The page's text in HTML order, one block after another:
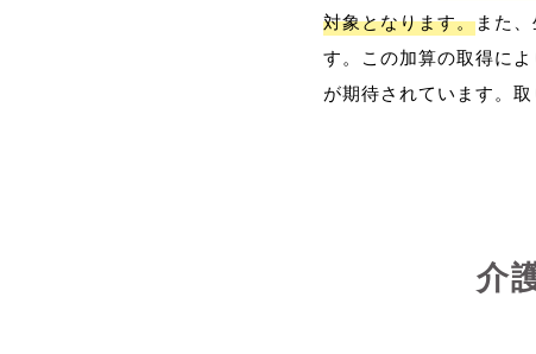
対象となります。また
す。この加算の取得に
介